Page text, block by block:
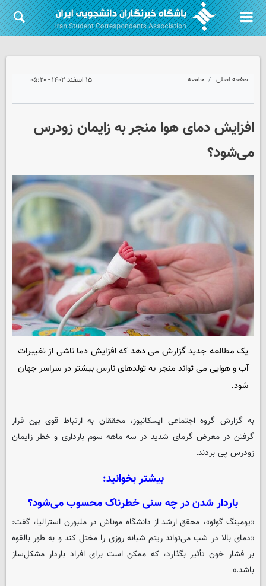
صفحه اصلی جامعه ۱۵ اسفند ۱۴۰۲ - ۰۵:۲۰
افزایش دمای هوا منجر به زایمان زودرس
می‌شود؟
یک مطالعه جدید گزارش می دهد که افزایش دما ناشی از تغییرات
آب و هوایی می تواند منجر به تولدهای نارس بیشتر در سراسر جهان
شود.
به گزارش گروه اجتماعی ایسکانیوز، محققان به ارتباط قوی بین قرار
گرفتن در معرض گرمای شدید در سه ماهه سوم بارداری و خطر زایمان
زودرس پی بردند.
بیشتر بخوانید:
باردار شدن در چه سنی خطرناک محسوب می‌شود؟
«یومینگ گوئو»، محقق ارشد از دانشگاه موناش در ملبورن استرالیا، گفت:
«دمای بالا در شب می‌تواند ریتم شبانه روزی را مختل کند و به طور بالقوه
بر فشار خون تأثیر بگذارد، که ممکن است برای افراد باردار مشکل‌ساز
باشد.»